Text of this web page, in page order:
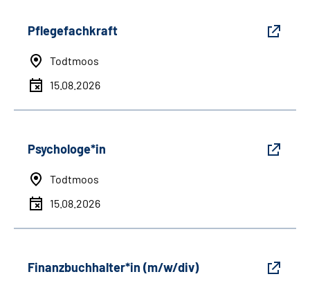
Pflegefachkraft
Todtmoos
15.08.2026
Psychologe*in
Todtmoos
15.08.2026
Finanzbuchhalter*in (m/w/div)